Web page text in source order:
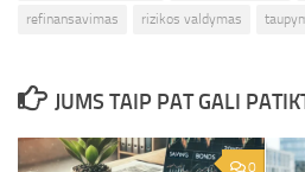
refinansavimas
rizikos valdymas
JUMS TAIP PAT GALI
0